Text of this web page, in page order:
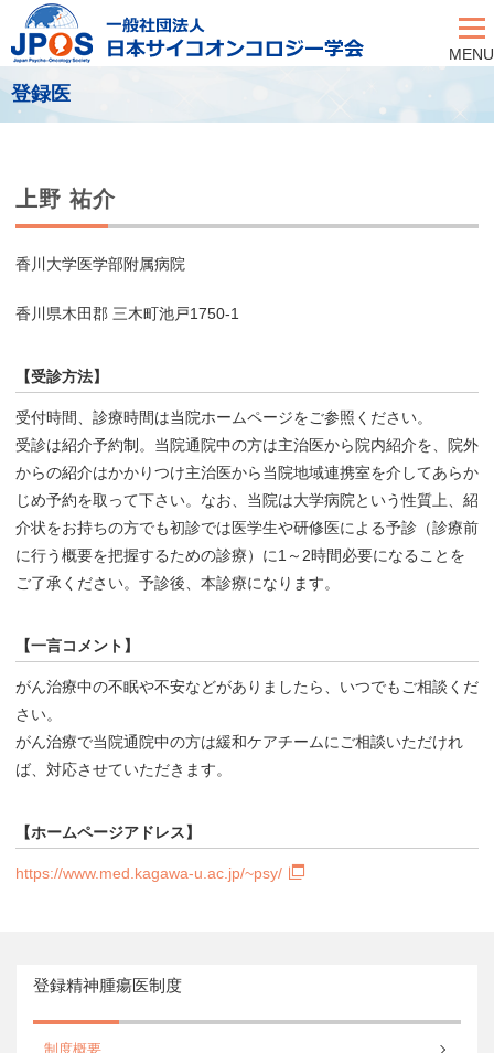
MENU
登録医
上野 祐介
香川大学医学部附属病院
香川県木田郡 三木町池戸1750-1
【受診方法】
受付時間、診療時間は当院ホームページをご参照ください。
受診は紹介予約制。当院通院中の方は主治医から院内紹介を、院外
からの紹介はかかりつけ主治医から当院地域連携室を介してあらか
じめ予約を取って下さい。なお、当院は大学病院という性質上、紹
介状をお持ちの方でも初診では医学生や研修医による予診（診療前
に行う概要を把握するための診療）に1～2時間必要になることを
ご了承ください。予診後、本診療になります。
【一言コメント】
がん治療中の不眠や不安などがありましたら、いつでもご相談くだ
さい。
がん治療で当院通院中の方は緩和ケアチームにご相談いただけれ
ば、対応させていただきます。
【ホームページアドレス】
https://www.med.kagawa-u.ac.jp/~psy/
登録精神腫瘍医制度
制度概要